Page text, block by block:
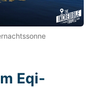
Eqi-